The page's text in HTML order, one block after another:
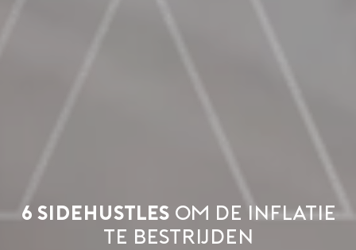
6 sidehustles om de inflatie
te bestrijden